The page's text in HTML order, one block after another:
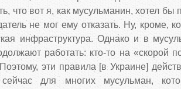
что вот я, как мусульманин, хотел бы
не мог ему отказать. Ну, кроме,
инфраструктура. Однако и в
работать: кто-то на «скорой
эти правила [в Украине]
для многих мусульман,